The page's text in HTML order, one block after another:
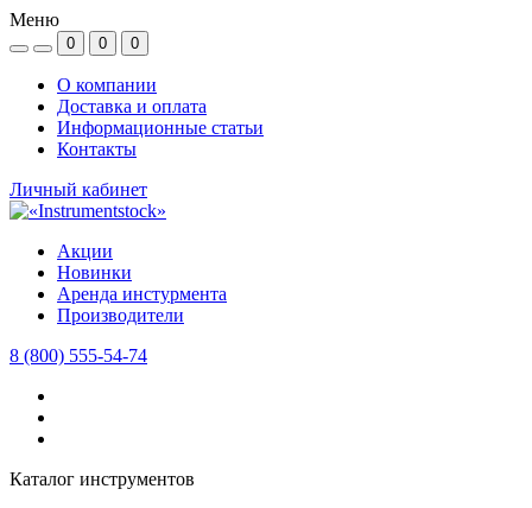
Меню
0 0 0
О компании
Доставка и оплата
Информационные статьи
Контакты
Личный кабинет
Акции
Новинки
Аренда инстурмента
Производители
8 (800) 555-54-74
Каталог инструментов